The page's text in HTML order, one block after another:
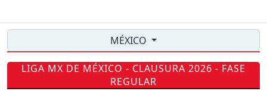
MÉXICO
LIGA MX DE MÉXICO - CLAUSURA 2026 - FASE
REGULAR